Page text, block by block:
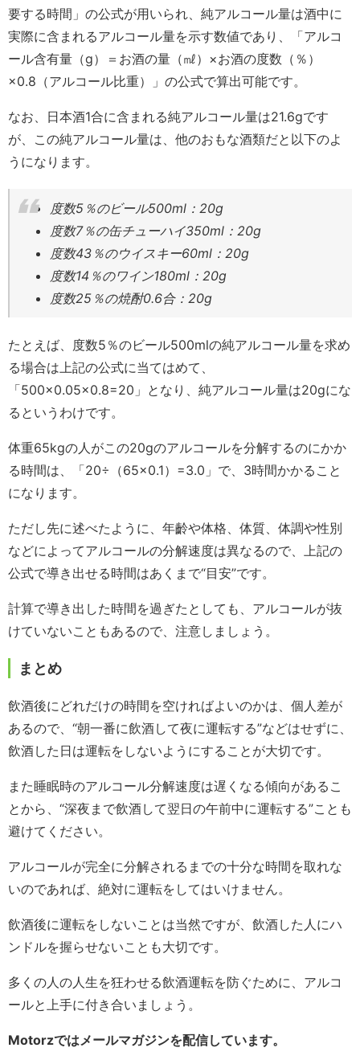
要する時間」の公式が用いられ、純アルコール量は酒中に
実際に含まれるアルコール量を示す数値であり、「アルコ
ール含有量（g）＝お酒の量（㎖）×お酒の度数（％）
×0.8（アルコール比重）」の公式で算出可能です。
なお、日本酒1合に含まれる純アルコール量は21.6gです
が、この純アルコール量は、他のおもな酒類だと以下のよ
うになります。
度数5％のビール500ml：20g
度数7％の缶チューハイ350ml：20g
度数43％のウイスキー60ml：20g
度数14％のワイン180ml：20g
度数25％の焼酎0.6合：20g
たとえば、度数5％のビール500mlの純アルコール量を求め
る場合は上記の公式に当てはめて、
「500×0.05×0.8=20」となり、純アルコール量は20gにな
るというわけです。
体重65kgの人がこの20gのアルコールを分解するのにかか
る時間は、「20÷（65×0.1）=3.0」で、3時間かかること
になります。
ただし先に述べたように、年齡や体格、体質、体調や性別
などによってアルコールの分解速度は異なるので、上記の
公式で導き出せる時間はあくまで“目安”です。
計算で導き出した時間を過ぎたとしても、アルコールが抜
けていないこともあるので、注意しましょう。
まとめ
飲酒後にどれだけの時間を空ければよいのかは、個人差が
あるので、“朝一番に飲酒して夜に運転する”などはせずに、
飲酒した日は運転をしないようにすることが大切です。
また睡眠時のアルコール分解速度は遅くなる傾向があるこ
とから、“深夜まで飲酒して翌日の午前中に運転する”ことも
避けてください。
アルコールが完全に分解されるまでの十分な時間を取れな
いのであれば、絶対に運転をしてはいけません。
飲酒後に運転をしないことは当然ですが、飲酒した人にハ
ンドルを握らせないことも大切です。
多くの人の人生を狂わせる飲酒運転を防ぐために、アルコ
ールと上手に付き合いましょう。
Motorzではメールマガジンを配信しています。